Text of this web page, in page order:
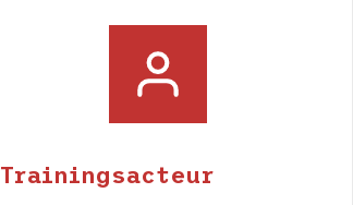
Trainingsacteur